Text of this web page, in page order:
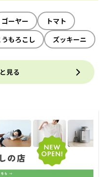
ゴーヤー
トマト
うもろこし ズッキーニ
見る